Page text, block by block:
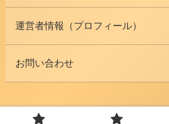
運営者情報（プロフィール）
お問い合わせ
© 2022 もぐれ